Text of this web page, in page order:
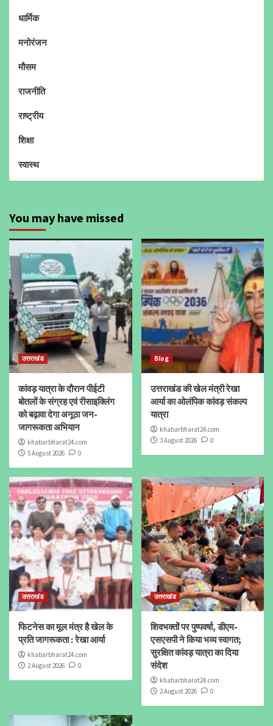
धार्मिक
मनोरंजन
मौसम
राजनीति
राष्ट्रीय
शिक्षा
स्वास्थ
You may have missed
उत्तराखंड
कांवड़ यात्रा के दौरान पीईटी
बोतलों के संग्रह एवं रीसाइक्लिंग
को बढ़ावा देगा अनूठा जन-
जागरूकता अभियान
khabarbharat24.com
5 August 2026
0
Blog
उत्तराखंड की खेल मंत्री रेखा
आर्या का ओलंपिक कांवड़ संकल्प
यात्रा
khabarbharat24.com
3 August 2026
0
उत्तराखंड
फिटनेस का मूल मंत्र है खेल के
प्रति जागरूकता : रेखा आर्या
khabarbharat24.com
2 August 2026
0
उत्तराखंड
शिवभक्तों पर पुष्पवर्षा, डीएम-
एसएसपी ने किया भव्य स्वागत;
सुरक्षित कांवड़ यात्रा का दिया
संदेश
khabarbharat24.com
2 August 2026
0